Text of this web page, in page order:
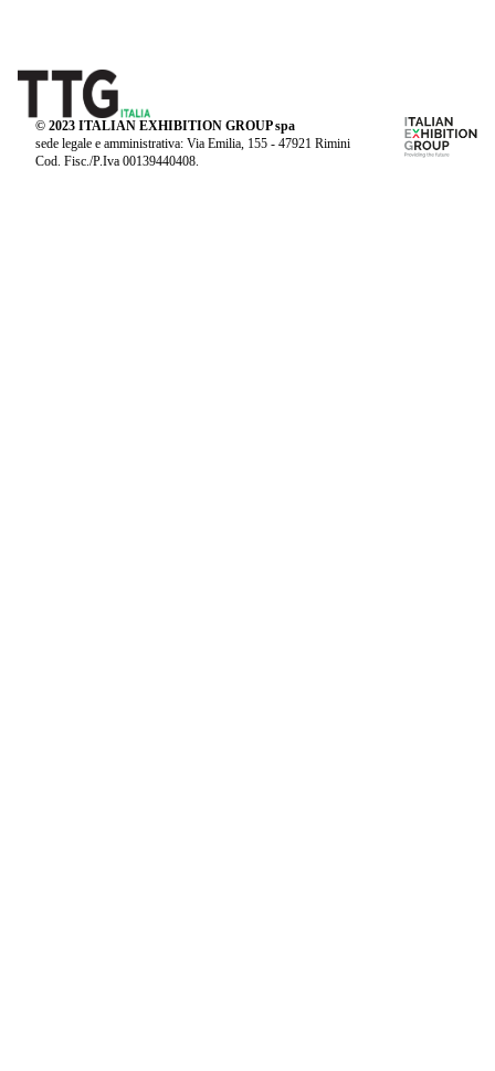
© 2023 ITALIAN EXHIBITION GROUP spa
sede legale e amministrativa: Via Emilia, 155 - 47921 Rimini
Cod. Fisc./P.Iva 00139440408.